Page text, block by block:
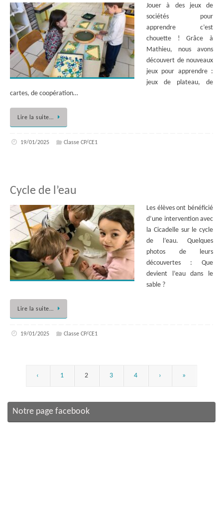
Jouer à des jeux de
sociétés pour
apprendre c’est
chouette ! Grâce à
Mathieu, nous avons
découvert de nouveaux
jeux pour apprendre :
jeux de plateau, de
cartes, de coopération…
Lire la suite…
19/01/2025 Classe CP/CE1
Cycle de l’eau
Les élèves ont bénéficié
d’une intervention avec
la Cicadelle sur le cycle
de l’eau. Quelques
photos de leurs
découvertes : Que
devient l’eau dans le
sable ?
Lire la suite…
19/01/2025 Classe CP/CE1
‹ 1 2 3 4 › »
Notre page facebook